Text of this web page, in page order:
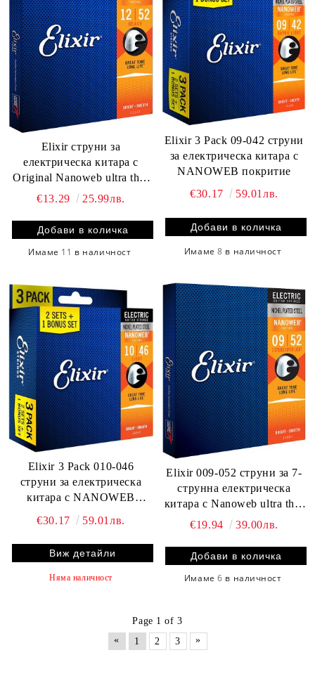
Elixir струни за
електрическа китара с
Original Nanoweb ultra thin
coating 012-052
€13.29 25.99лв.
Имаме 11 в наличност
Elixir 3 Pack 09-042 струни
за електрическа китара с
NANOWEB покритие
€30.17
59.01лв.
Имаме8 в наличност
Elixir 3 Pack 010-046
струни за електрическа
китара с NANOWEB
покритие
€30.17 59.01лв.
Виж детайли
Няма наличност
Elixir 009-052 струни за 7-
струнна електрическа
китара с Nanoweb ultra thin
coating
€19.94 39.00лв.
Имаме6 в наличност
Page 1 of 3
«
1 2 3 »